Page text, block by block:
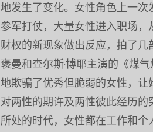
地发生了变化。女性角色上一
参军打仗，大量女性进入职场
财权的新现象做出反应，拍了几
褒曼和查尔斯·博耶主演的《煤
地欺骗了优秀但脆弱的女性，
对两性的期许及两性彼此经历
所处的时代，女性都在工作和